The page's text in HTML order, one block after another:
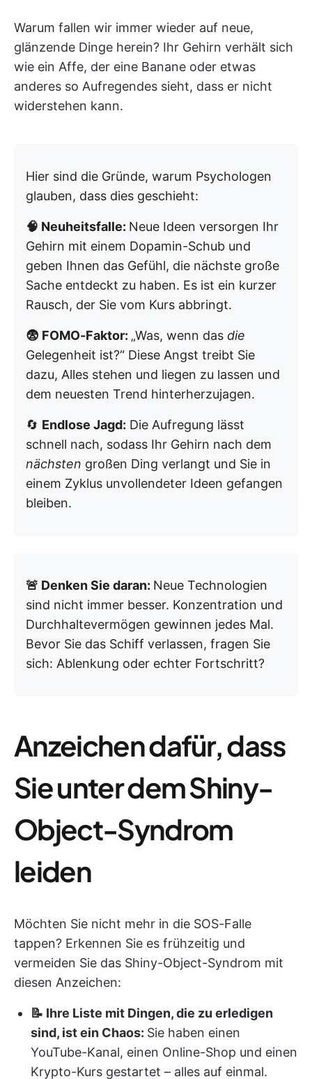
Warum fallen wir immer wieder auf neue,
glänzende Dinge herein? Ihr Gehirn verhält sich
wie ein Affe, der eine Banane oder etwas
anderes so Aufregendes sieht, dass er nicht
widerstehen kann.
Hier sind die Gründe, warum Psychologen
glauben, dass dies geschieht:
🧠 Neuheitsfalle: Neue Ideen versorgen Ihr
Gehirn mit einem Dopamin-Schub und
geben Ihnen das Gefühl, die nächste große
Sache entdeckt zu haben. Es ist ein kurzer
Rausch, der Sie vom Kurs abbringt.
😨 FOMO-Faktor: „Was, wenn das die
Gelegenheit ist?“ Diese Angst treibt Sie
dazu, Alles stehen und liegen zu lassen und
dem neuesten Trend hinterherzujagen.
🔄 Endlose Jagd: Die Aufregung lässt
schnell nach, sodass Ihr Gehirn nach dem
nächsten großen Ding verlangt und Sie in
einem Zyklus unvollendeter Ideen gefangen
bleiben.
🚨 Denken Sie daran: Neue Technologien
sind nicht immer besser. Konzentration und
Durchhaltevermögen gewinnen jedes Mal.
Bevor Sie das Schiff verlassen, fragen Sie
sich: Ablenkung oder echter Fortschritt?
Anzeichen dafür, dass
Sie unter dem Shiny-
Object-Syndrom
leiden
Möchten Sie nicht mehr in die SOS-Falle
tappen? Erkennen Sie es frühzeitig und
vermeiden Sie das Shiny-Object-Syndrom mit
diesen Anzeichen:
📝 Ihre Liste mit Dingen, die zu erledigen
sind, ist ein Chaos: Sie haben einen
YouTube-Kanal, einen Online-Shop und einen
Krypto-Kurs gestartet – alles auf einmal.